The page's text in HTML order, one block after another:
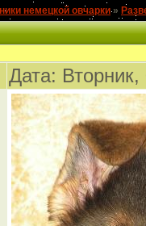
немецкой овчарки »
Дата: